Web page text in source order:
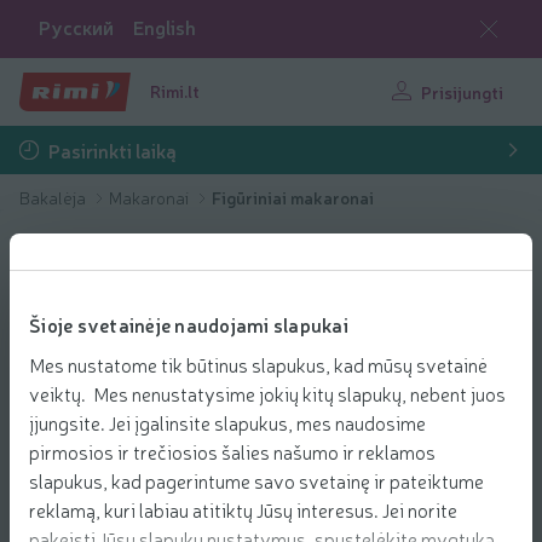
Šioje svetainėje naudojami slapukai
Mes nustatome tik būtinus slapukus, kad mūsų svetainė
veiktų. Mes nenustatysime jokių kitų slapukų, nebent juos
įjungsite. Jei įgalinsite slapukus, mes naudosime
pirmosios ir trečiosios šalies našumo ir reklamos
slapukus, kad pagerintume savo svetainę ir pateiktume
reklamą, kuri labiau atitiktų Jūsų interesus. Jei norite
Русский English
Rimi.lt Prisijungti
Pasirinkti laiką
Bakalėja Makaronai Figūriniai makaronai